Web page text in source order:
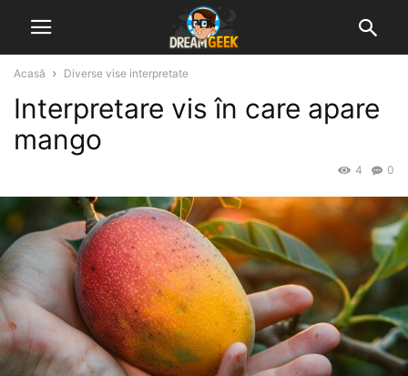
Acasă Diverse vise interpretate
Interpretare vis în care apare
mango
0
4